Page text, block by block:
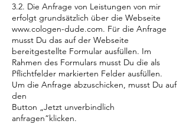
3.2. Die Anfrage von Leistungen von mir
erfolgt grundsätzlich über die Webseite
www.cologen-dude.com. Für die Anfrage
musst Du das auf der Webseite
bereitgestellte Formular ausfüllen. Im
Rahmen des Formulars musst Du die als
Pflichtfelder markierten Felder ausfüllen.
Um die Anfrage abzuschicken, musst Du auf
den
Button „Jetzt unverbindlich
anfragen“klicken.